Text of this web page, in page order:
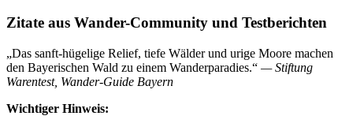
Zitate aus Wander-Community und Testberichten
„Das sanft-hügelige Relief, tiefe Wälder und urige Moore machen
den Bayerischen Wald zu einem Wanderparadies.“ — Stiftung
Warentest, Wander-Guide Bayern
Wichtiger Hinweis: